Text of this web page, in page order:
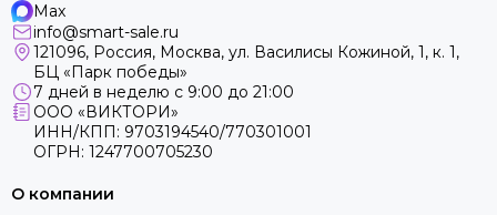
Max
info@smart-sale.ru
121096, Россия, Москва, ул. Василисы Кожиной, 1, к. 1,
БЦ «Парк победы»
7 дней в неделю с 9:00 до 21:00
ООО «ВИКТОРИ»
ИНН/КПП: 9703194540/770301001
ОГРН: 1247700705230
О компании